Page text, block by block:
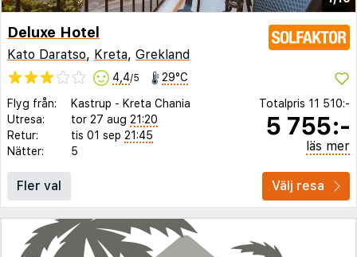
Deluxe Hotel
Kato Daratso, Kreta, Grekland
4,4/5 29°C
Flyg från: Kastrup - Kreta Chania
Utresa:
tor 27 aug 21:20
Retur:
tis 01 sep 21:45
Nätter:
5
Totalpris 11 510:-
5 755:-
läs mer
Fler val Välj resa